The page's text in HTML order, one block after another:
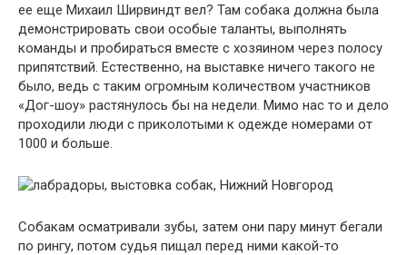
ее еще Михаил Ширвиндт вел? Там собака должна была
демонстрировать свои особые таланты, выполнять
команды и пробираться вместе с хозяином через полосу
припятствий. Естественно, на выставке ничего такого не
было, ведь с таким огромным количеством участников
«Дог-шоу» растянулось бы на недели. Мимо нас то и дело
проходили люди с приколотыми к одежде номерами от
1000 и больше.
Собакам осматривали зубы, затем они пару минут бегали
по рингу, потом судья пищал перед ними какой-то